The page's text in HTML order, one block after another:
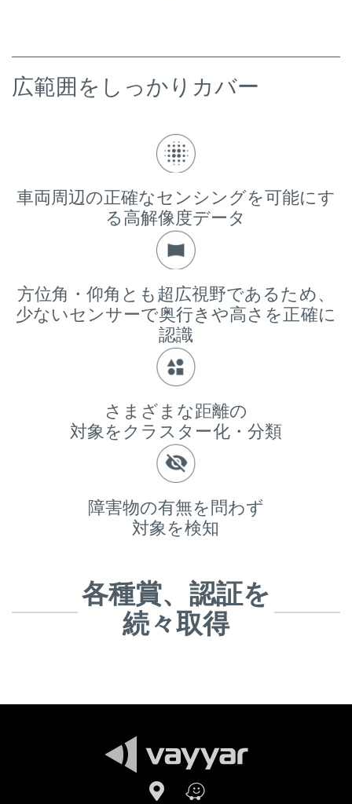
広範囲をしっかりカバー
車両周辺の正確なセンシングを可能にす
る高解像度データ
方位角・仰角とも超広視野であるため、
少ないセンサーで奥行きや高さを正確に
認識
さまざまな距離の
対象をクラスター化・分類
障害物の有無を問わず
対象を検知
各種賞、認証を
続々取得